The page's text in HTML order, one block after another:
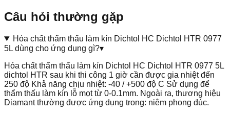
Câu hỏi thường gặp
Hóa chất thẩm thấu làm kín Dichtol HC Dichtol HTR 0977
5L dùng cho ứng dụng gì?▾
Hóa chất thẩm thấu làm kín Dichtol HC Dichtol HTR 0977 5L
dichtol HTR sau khi thi công 1 giờ cần được gia nhiệt đến
250 độ Khả năng chịu nhiệt: -40 / +500 độ C Sử dụng để
thẩm thấu làm kín lỗ mọt từ 0-0.1mm. Ngoài ra, thương hiệu
Diamant thường được ứng dụng trong: niêm phong đúc.